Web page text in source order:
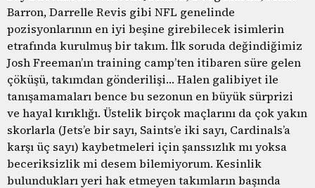
Barron, Darrelle Revis gibi NFL genelinde
pozisyonlarının en iyi beşine girebilecek isimlerin
etrafında kurulmuş bir takım. İlk soruda değindiğimiz
Josh Freeman’ın training camp’ten itibaren süre gelen
çöküşü, takımdan gönderilişi… Halen galibiyet ile
tanışamamaları bence bu sezonun en büyük sürprizi
ve hayal kırıklığı. Üstelik birçok maçlarını da çok yakın
skorlarla (Jets’e bir sayı, Saints’e iki sayı, Cardinals’a
karşı üç sayı) kaybetmeleri için şanssızlık mı yoksa
beceriksizlik mi desem bilemiyorum. Kesinlik
bulundukları yeri hak etmeyen takımların başında